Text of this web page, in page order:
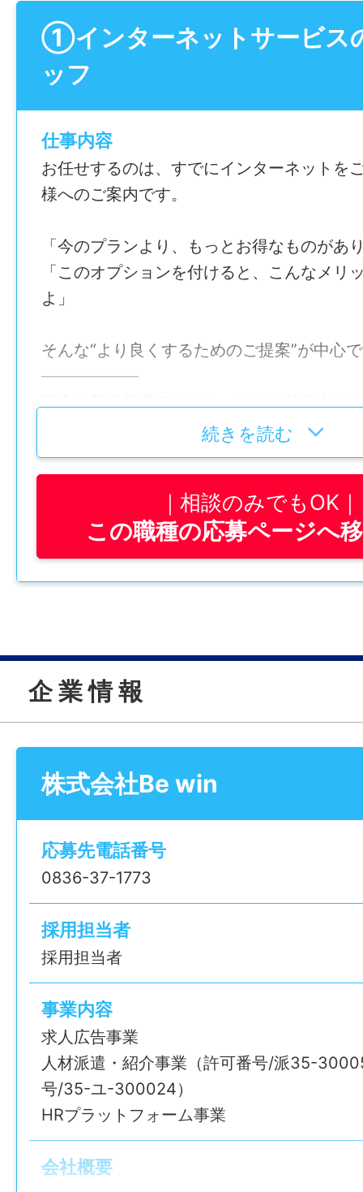
①インターネットサービス
ッフ
仕事内容
お任せするのは、すでにインターネットを
様へのご案内です。
「今のプランより、もっとお得なものがあ
「このオプションを付けると、こんなメリ
よ」
そんな“より良くするためのご提案”が中心
——————
完全な新規営業ではなく、すでに契約中の
話もしやすいのが特徴です♪
発信は1日100件ほどですが、実際に通話す
ほど。
1件15〜20分ほど、落ち着いてご案内しま
——————
【研修について】
マニュアルが整備されており、
困った際にはすぐに先輩や上司がフォロー
される環境です。
ピアス・ネイル・髪色も自由。
自分らしいスタイルで働けますよ♪
【求める⼈物像】
・⼈と話すことが苦にならない⽅
・未経験から営業、接客スキルを⾝につけ
——————
【この求人のポイント】
●未経験でも安心の研修制度あり
●シフト制による、週休2日制！
●ピアス・ネイル・髪色も自由♪
——————
仕事内容変更の可能性：なし
続きを読む
相談のみでもOK
この職種の応募ページへ
企 業 情 報
株式会社Be win
応募先電話番号
0836-37-1773
採用担当者
採用担当者
事業内容
求人広告事業
人材派遣・紹介事業（許可番号/派35-
号/35-ユ-300024）
HRプラットフォーム事業
会社概要